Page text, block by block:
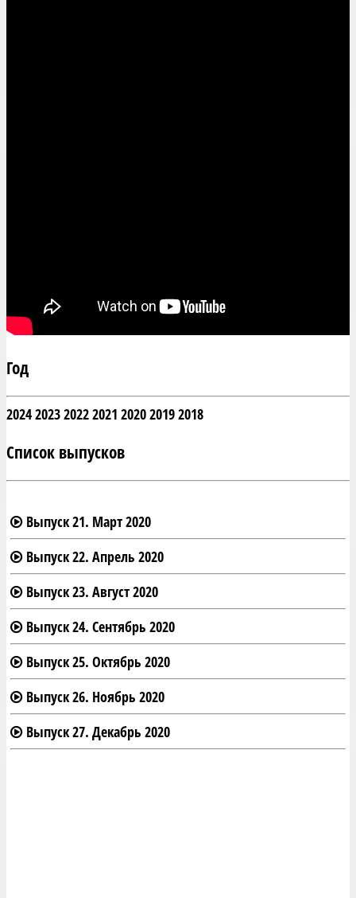
Год
2024202320222021 202020192018
Список выпусков
Выпуск 21. Март 2020
Выпуск 22. Апрель 2020
Выпуск 23. Август 2020
Выпуск 24. Сентябрь 2020
Выпуск 25. Октябрь 2020
Выпуск 26. Ноябрь 2020
Выпуск 27. Декабрь 2020